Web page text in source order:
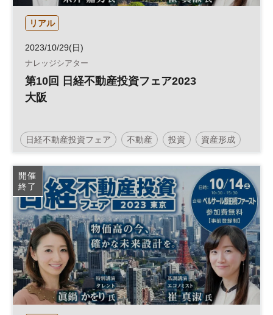
リアル
2023/10/29(日)
ナレッジシアター
第10回 日経不動産投資フェア2023
大阪
日経不動産投資フェア 不動産 投資 資産形成
人生100年 人生100年時代 参加無料
土日祝開催
開催
終了